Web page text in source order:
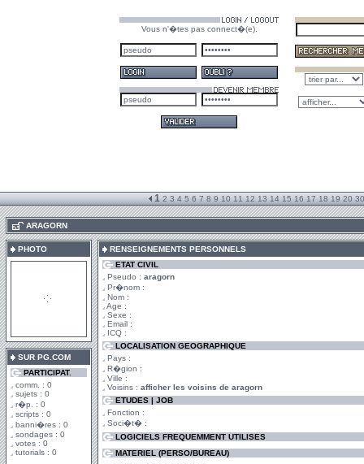
Vous n'�tes pas connect�(e).
1 2 3 4 5 6 7 8 9 10 11 12 13 14 15 16 17 18 19 20 30
ARAGORN
PHOTO
SUR PG.COM
PARTICIPAT.
comm. : 0
sujets : 0
r�p. : 0
scripts : 0
banni�res : 0
sondages : 0
votes : 0
tutorials : 0
RENSEIGNEMENTS PERSONNELS
ETAT CIVIL
Pseudo : aragorn
Pr�nom :
Nom :
Age :
Sexe :
Email :
ICQ :
LOCALISATION GEOGRAPHIQUE
Pays :
R�gion :
Ville :
Voisins : afficher les voisins de aragorn
ETUDES | JOB
Fonction :
Soci�t� :
LOGICIELS FREQUEMMENT UTILISES
MATERIEL (PERSO/BUREAU)